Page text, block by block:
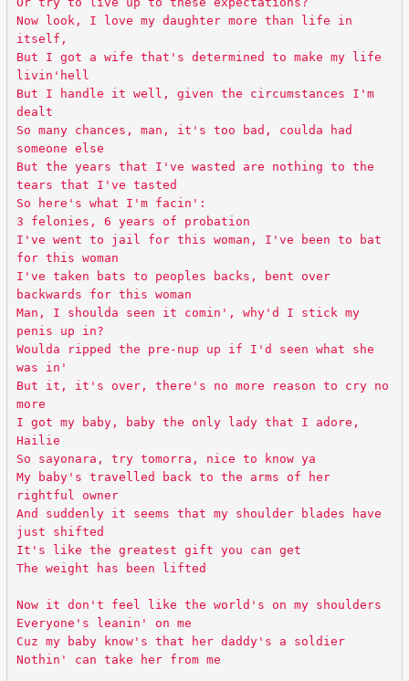
Now look, I love my daughter more than life in
itself,
But I got a wife that's determined to make my life
livin'hell
But I handle it well, given the circumstances I'm
dealt
So many chances, man, it's too bad, coulda had
someone else
But the years that I've wasted are nothing to the
tears that I've tasted
So here's what I'm facin':
3 felonies, 6 years of probation
I've went to jail for this woman, I've been to bat
for this woman
I've taken bats to peoples backs, bent over
backwards for this woman
Man, I shoulda seen it comin', why'd I stick my
penis up in?
Woulda ripped the pre-nup up if I'd seen what she
was in'
But it, it's over, there's no more reason to cry no
more
I got my baby, baby the only lady that I adore,
Hailie
So sayonara, try tomorra, nice to know ya
My baby's travelled back to the arms of her
rightful owner
And suddenly it seems that my shoulder blades have
just shifted
It's like the greatest gift you can get
The weight has been lifted
Now it don't feel like the world's on my shoulders
Everyone's leanin' on me
Cuz my baby know's that her daddy's a soldier
Nothin' can take her from me